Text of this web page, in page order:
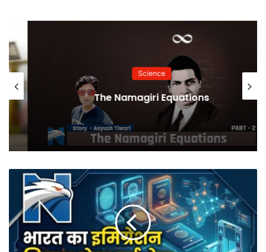
Science
The Namagiri Equations